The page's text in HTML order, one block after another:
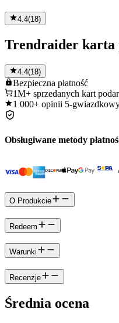
4.4(18)
Trendraider karta
4.4(18)
Bezpieczna płatność
1M+ sprzedanych kart
1 000+ opinii 5-
Obsługiwane metody
O Produkcie
Redeem
Warunki
Recenzje
Średnia ocena